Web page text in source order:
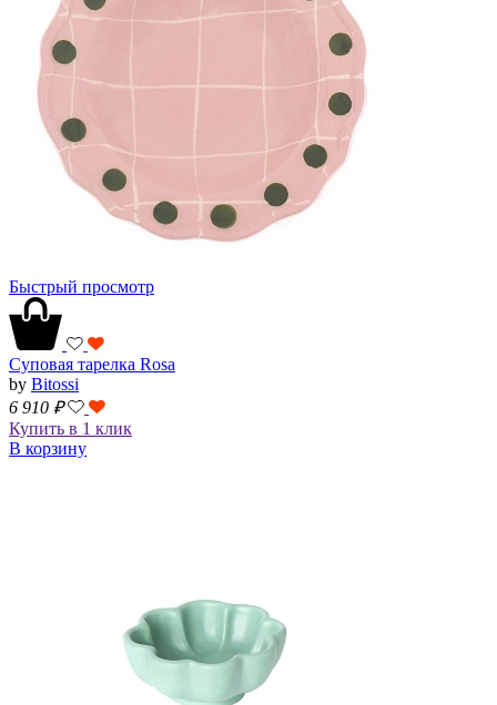
Быстрый просмотр
Суповая тарелка Rosa
by Bitossi
6 910 ₽
Купить в 1 клик
В корзину